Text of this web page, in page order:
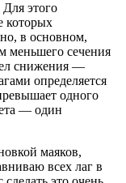
этого
которых
в основном,
меньшего сечения
снижения —
определяется
одного
— один
маяков,
всех лаг в